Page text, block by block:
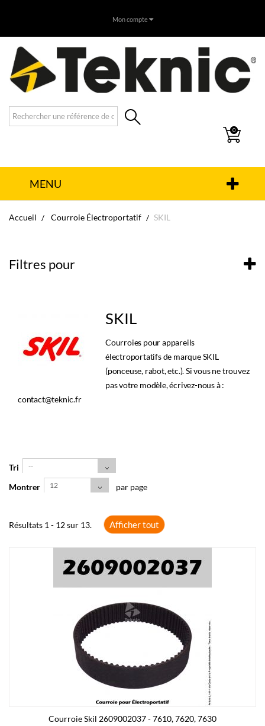
Mon compte
0
MENU
Accueil Courroie Électroportatif SKIL
Filtres pour
SKIL
Courroies pour appareils
électroportatifs de marque SKIL
(ponceuse, rabot, etc.). Si vous ne trouvez
pas votre modèle, écrivez-nous à :
contact@teknic.fr
Tri --
Montrer 12 par page
Résultats 1 - 12 sur 13. Afficher tout
Courroie Skil 2609002037 - 7610, 7620, 7630